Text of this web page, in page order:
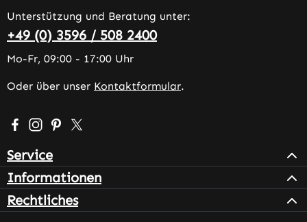
Unterstützung und Beratung unter:
+49 (0) 3596 / 508 2400
Mo-Fr, 09:00 - 17:00 Uhr
Oder über unser Kontaktformular.
Besuche uns auf Facebook – öffnet in neuem Tab
Schau auf Instagram vorbei – öffnet in neuem Tab
Lass dich auf Pinterest inspirieren – öffnet in
Folge uns auf X – öffnet in neuem Tab
Service
Informationen
Rechtliches